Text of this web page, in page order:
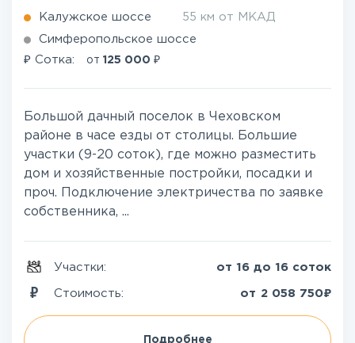
Калужское шоссе 55 км от МКАД
Симферопольское шоссе
₽ Сотка: от 125 000 ₽
Большой дачный поселок в Чеховском
районе в часе езды от столицы. Большие
участки (9-20 соток), где можно разместить
дом и хозяйственные постройки, посадки и
проч. Подключение электричества по заявке
собственника, ...
Участки: от 16 до 16 соток
Стоимость: от 2 058 750₽
Подробнее